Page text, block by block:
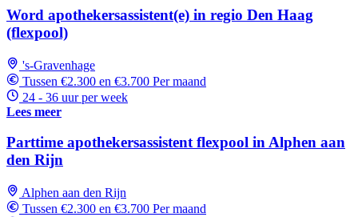
Word apothekersassistent(e) in regio Den Haag
(flexpool)
's-Gravenhage
Tussen €2.300 en €3.700 Per maand
24 - 36 uur per week
Lees meer
Parttime apothekersassistent flexpool in Alphen aan
den Rijn
Alphen aan den Rijn
Tussen €2.300 en €3.700 Per maand